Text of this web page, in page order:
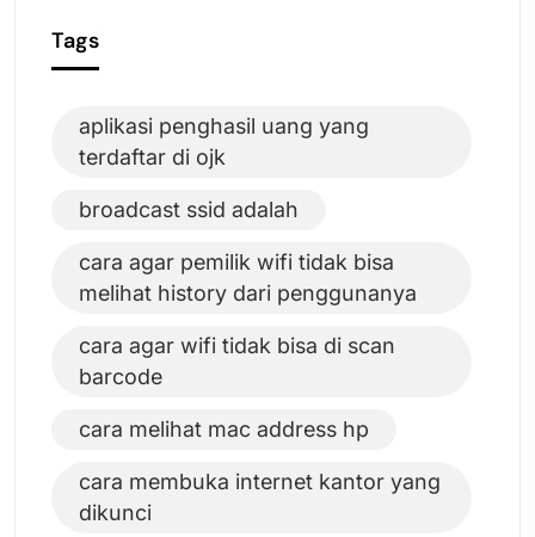
Tags
aplikasi penghasil uang yang
terdaftar di ojk
broadcast ssid adalah
cara agar pemilik wifi tidak bisa
melihat history dari penggunanya
cara agar wifi tidak bisa di scan
barcode
cara melihat mac address hp
cara membuka internet kantor yang
dikunci